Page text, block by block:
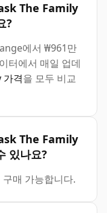
The Family
?
에서 ₩961만
터에서 매일 업데
격을 모두 비교
The Family
있나요?
구매 가능합니다.